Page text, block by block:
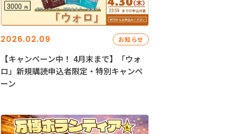
2026.02.09 お知らせ
【キャンペーン中！ 4月末まで】「ウォ
ロ」新規購読申込者限定・特別キャンペ
ーン